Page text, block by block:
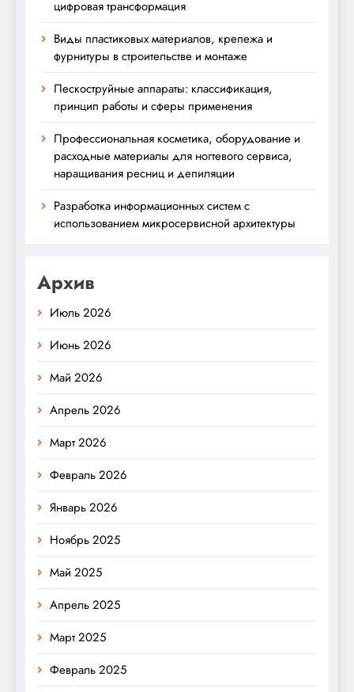
цифровая трансформация
Виды пластиковых материалов, крепежа и
фурнитуры в строительстве и монтаже
Пескоструйные аппараты: классификация,
принцип работы и сферы применения
Профессиональная косметика, оборудование и
расходные материалы для ногтевого сервиса,
наращивания ресниц и депиляции
Разработка информационных систем с
использованием микросервисной архитектуры
Архив
Июль 2026
Июнь 2026
Май 2026
Апрель 2026
Март 2026
Февраль 2026
Январь 2026
Ноябрь 2025
Май 2025
Апрель 2025
Март 2025
Февраль 2025